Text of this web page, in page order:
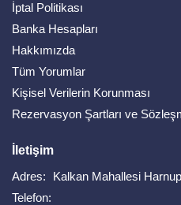
İptal Politikası
Banka Hesapları
Hakkımızda
Tüm Yorumlar
Kişisel Verilerin Korunması
Rezervasyon Şartları ve
İletişim
Adres:
Kalkan Mahallesi
Telefon: